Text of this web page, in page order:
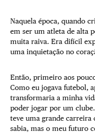
Naquela época, quando
em ser um atleta de alta
muita raiva. Era difícil
uma inquietação no
Então, primeiro aos
Como eu jogava futebol,
transformaria a minha
poder jogar por um
teve uma grande carreira
sabia, mas o meu futuro